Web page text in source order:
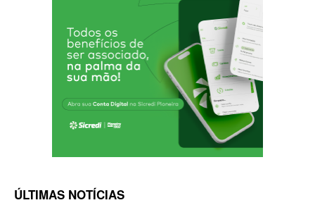
ÚLTIMAS NOTÍCIAS